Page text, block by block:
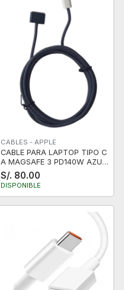
CABLES - APPLE
CABLE PARA LAPTOP TIPO C
A MAGSAFE 3 PD140W AZUL
2M NUEVO
S/. 80.00
DISPONIBLE